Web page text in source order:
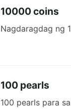
10000 coins
Nagdaragdag ng
100 pearls
100 pearls para